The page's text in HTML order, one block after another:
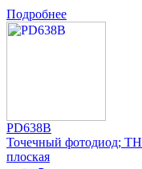
Подробнее
PD638B
Точечный фотодиод;
плоская